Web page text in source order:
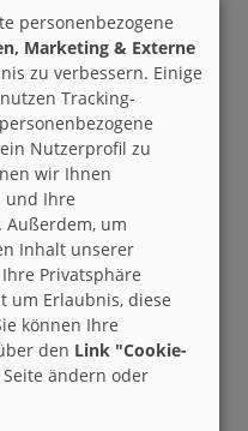
personenbezogene
Marketing & Externe
zu verbessern. Einige
Tracking-
Nutzerprofil zu
wir Ihnen
und Ihre
um
Inhalt unserer
Privatsphäre
um Erlaubnis, diese
können Ihre
den Link "Cookie-
ändern oder